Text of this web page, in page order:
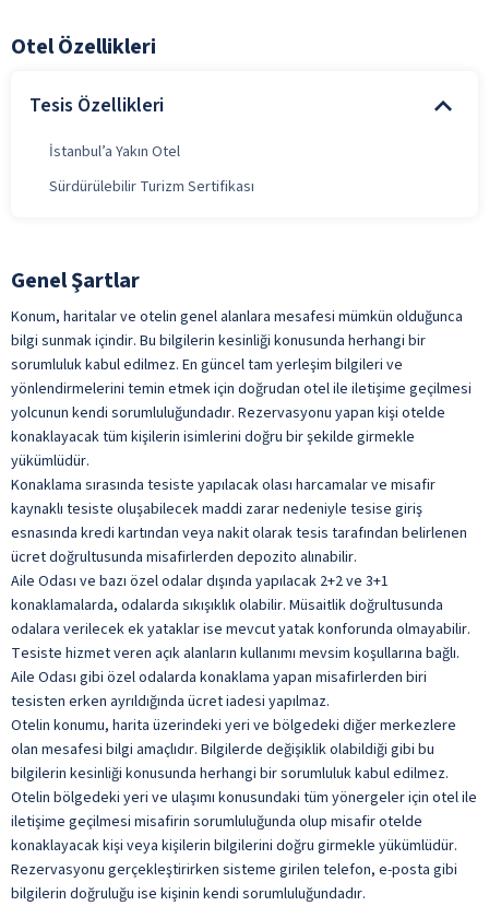
Otel Özellikleri
Tesis Özellikleri
İstanbul’a Yakın Otel
Sürdürülebilir Turizm Sertifikası
Genel Şartlar
Konum, haritalar ve otelin genel alanlara mesafesi mümkün olduğunca
bilgi sunmak içindir. Bu bilgilerin kesinliği konusunda herhangi bir
sorumluluk kabul edilmez. En güncel tam yerleşim bilgileri ve
yönlendirmelerini temin etmek için doğrudan otel ile iletişime geçilmesi
yolcunun kendi sorumluluğundadır. Rezervasyonu yapan kişi otelde
konaklayacak tüm kişilerin isimlerini doğru bir şekilde girmekle
yükümlüdür.
Konaklama sırasında tesiste yapılacak olası harcamalar ve misafir
kaynaklı tesiste oluşabilecek maddi zarar nedeniyle tesise giriş
esnasında kredi kartından veya nakit olarak tesis tarafından belirlenen
ücret doğrultusunda misafirlerden depozito alınabilir.
Aile Odası ve bazı özel odalar dışında yapılacak 2+2 ve 3+1
konaklamalarda, odalarda sıkışıklık olabilir. Müsaitlik doğrultusunda
odalara verilecek ek yataklar ise mevcut yatak konforunda olmayabilir.
Tesiste hizmet veren açık alanların kullanımı mevsim koşullarına bağlı.
Aile Odası gibi özel odalarda konaklama yapan misafirlerden biri
tesisten erken ayrıldığında ücret iadesi yapılmaz.
Otelin konumu, harita üzerindeki yeri ve bölgedeki diğer merkezlere
olan mesafesi bilgi amaçlıdır. Bilgilerde değişiklik olabildiği gibi bu
bilgilerin kesinliği konusunda herhangi bir sorumluluk kabul edilmez.
Otelin bölgedeki yeri ve ulaşımı konusundaki tüm yönergeler için otel ile
iletişime geçilmesi misafirin sorumluluğunda olup misafir otelde
konaklayacak kişi veya kişilerin bilgilerini doğru girmekle yükümlüdür.
Rezervasyonu gerçekleştirirken sisteme girilen telefon, e-posta gibi
bilgilerin doğruluğu ise kişinin kendi sorumluluğundadır.